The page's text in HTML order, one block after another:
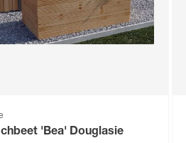
'Bea' Douglasie